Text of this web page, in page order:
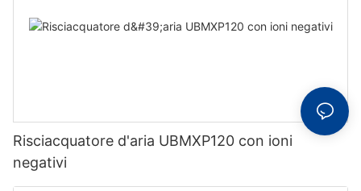
Risciacquatore d'aria UBMXP120 con ioni
negativi